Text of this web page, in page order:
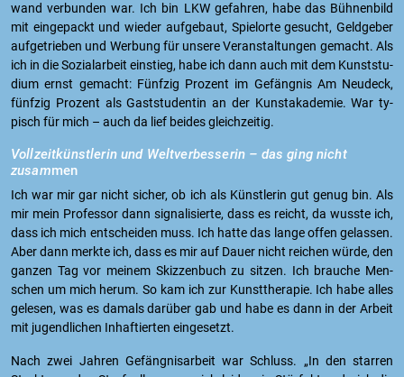
wand ver­bun­den war. Ich bin LKW ge­fah­ren, habe das Büh­nen­bild
mit ein­ge­packt und wie­der auf­ge­baut, Spiel­or­te ge­sucht, Geld­ge­ber
auf­ge­trie­ben und Wer­bung für un­se­re Ver­an­stal­tun­gen ge­macht. Als
ich in die So­zi­al­ar­beit ein­stieg, habe ich dann auch mit dem Kunst­stu­
di­um ernst ge­macht: Fünf­zig Pro­zent im Ge­fäng­nis Am Neu­deck,
fünf­zig Pro­zent als Gast­stu­den­tin an der Kunst­aka­de­mie. War ty­
pisch für mich – auch da lief bei­des gleich­zei­tig.
Voll­zeit­künst­le­rin und Welt­ver­bes­se­rin – das ging nicht
zusammen
Ich war mir gar nicht si­cher, ob ich als Künst­le­rin gut genug bin. Als
mir mein Pro­fes­sor dann si­gna­li­sier­te, dass es reicht, da wuss­te ich,
dass ich mich ent­schei­den muss. Ich hatte das lange offen ge­las­sen.
Aber dann merk­te ich, dass es mir auf Dauer nicht rei­chen würde, den
gan­zen Tag vor mei­nem Skiz­zen­buch zu sit­zen. Ich brau­che Men­
schen um mich herum. So kam ich zur Kunst­the­ra­pie. Ich habe alles
ge­le­sen, was es da­mals dar­über gab und habe es dann in der Ar­beit
mit ju­gend­li­chen In­haf­tier­ten ein­ge­setzt.
Nach zwei Jah­ren Ge­fäng­nis­ar­beit war Schluss. „In den star­ren